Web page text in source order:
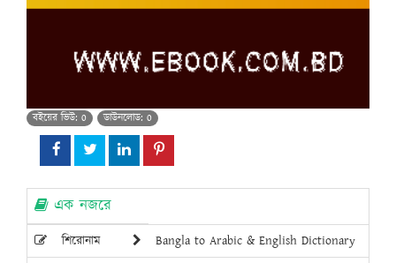
বইয়ের ভিউ: 0 ডাউনলোড: 0
এক নজরে
শিরোনাম
Bangla to Arabic & English Dictionary